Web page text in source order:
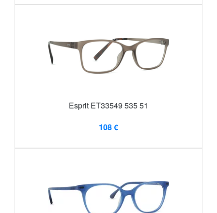
Esprit ET33549 535 51
108 €